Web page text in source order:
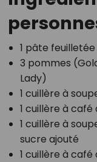
1 pâte
3 pommes
Lady)
1 cuillère à
1 cuillère à
1 cuillère à
sucre ajouté
1 cuillère à café